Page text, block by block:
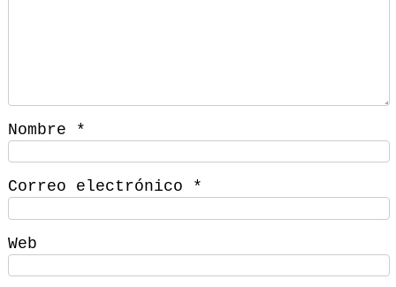
Nombre *
Correo electrónico *
Web